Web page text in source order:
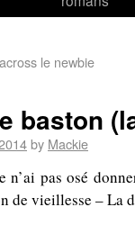
le newbie
baston
by Mackie
n’ai pas osé
de vieillesse – La